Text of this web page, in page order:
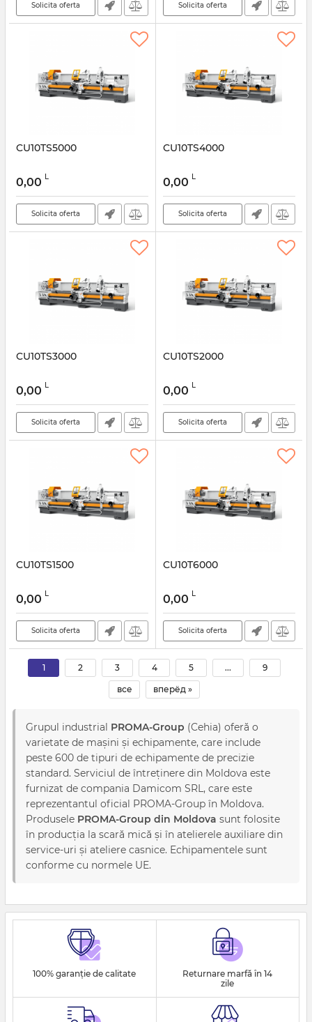
Solicita oferta Solicita oferta
CU10TS5000
0,00 L
Solicita oferta
CU10TS4000
0,00 L
Solicita oferta
CU10TS3000
0,00 L
Solicita oferta
CU10TS2000
0,00 L
Solicita oferta
CU10TS1500
0,00 L
Solicita oferta
CU10T6000
0,00 L
Solicita oferta
1 2 3 4 5 ... 9
все вперёд »
Grupul industrial PROMA-Group (Cehia) oferă o
varietate de mașini și echipamente, care include
peste 600 de tipuri de echipamente de precizie
standard. Serviciul de întreținere din Moldova este
furnizat de compania Damicom SRL, care este
reprezentantul oficial PROMA-Group în Moldova.
Produsele PROMA-Group din Moldova sunt folosite
în producția la scară mică și în atelierele auxiliare din
service-uri și ateliere casnice. Echipamentele sunt
conforme cu normele UE.
100% garanție de calitate
Returnare marfă în 14
zile